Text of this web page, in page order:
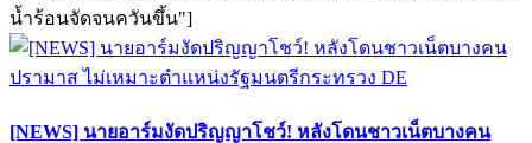
น้ำร้อนจัดจนควันขึ้น"]
[NEWS] นายอาร์มงัดปริญญาโชว์! หลังโดนชาวเน็ตบางคน